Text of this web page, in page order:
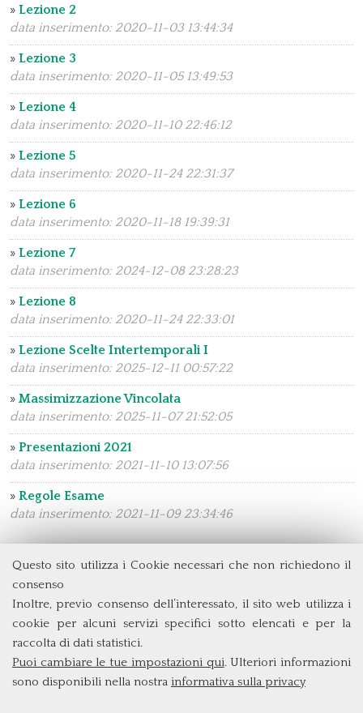
Questo sito utilizza i Cookie necessari che non richiedono il
consenso
Inoltre, previo consenso dell’interessato, il sito web utilizza i
cookie per alcuni servizi specifici sotto elencati e per la
raccolta di dati statistici.
Puoi cambiare le tue impostazioni qui. Ulteriori informazioni
sono disponibili nella nostra informativa sulla privacy
» Lezione 2
data inserimento: 2020-11-03 13:44:34
» Lezione 3
data inserimento: 2020-11-05 13:49:53
» Lezione 4
data inserimento: 2020-11-10 22:46:12
» Lezione 5
data inserimento: 2020-11-24 22:31:37
» Lezione 6
data inserimento: 2020-11-18 19:39:31
» Lezione 7
data inserimento: 2024-12-08 23:28:23
» Lezione 8
data inserimento: 2020-11-24 22:33:01
» Lezione Scelte Intertemporali I
data inserimento: 2025-12-11 00:57:22
» Massimizzazione Vincolata
data inserimento: 2025-11-07 21:52:05
» Presentazioni 2021
data inserimento: 2021-11-10 13:07:56
» Regole Esame
data inserimento: 2021-11-09 23:34:46
Università degli Studi di Roma Tor Vergata
Via Columbia, 2
00133 Roma (Italia)
Tel. +39 06 7259 3299/5837
biennio@clem.uniroma2.it